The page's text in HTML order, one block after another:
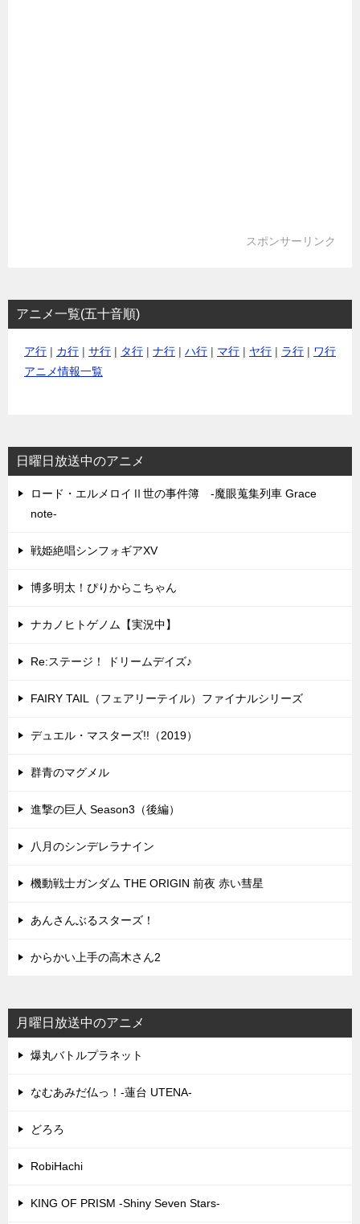
スポンサーリンク
アニメ一覧(五十音順)
ア行 | カ行 | サ行 | タ行 | ナ行 | ハ行 | マ行 | ヤ行 | ラ行 | ワ行
アニメ情報一覧
日曜日放送中のアニメ
ロード・エルメロイⅡ世の事件簿 -魔眼蒐集列車 Grace
note-
戦姫絶唱シンフォギアXV
博多明太！ぴりからこちゃん
ナカノヒトゲノム【実況中】
Re:ステージ！ ドリームデイズ♪
FAIRY TAIL（フェアリーテイル）ファイナルシリーズ
デュエル・マスターズ!!（2019）
群青のマグメル
進撃の巨人 Season3（後編）
八月のシンデレラナイン
機動戦士ガンダム THE ORIGIN 前夜 赤い彗星
あんさんぶるスターズ！
からかい上手の高木さん2
月曜日放送中のアニメ
爆丸バトルプラネット
なむあみだ仏っ！-蓮台 UTENA-
どろろ
RobiHachi
KING OF PRISM -Shiny Seven Stars-